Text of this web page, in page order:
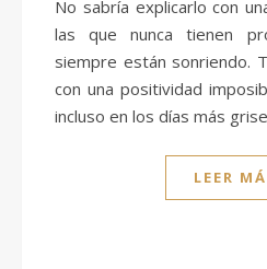
No sabría explicarlo con
las que nunca tienen
siempre están sonriendo.
con una positividad
incluso en los días más
LEER